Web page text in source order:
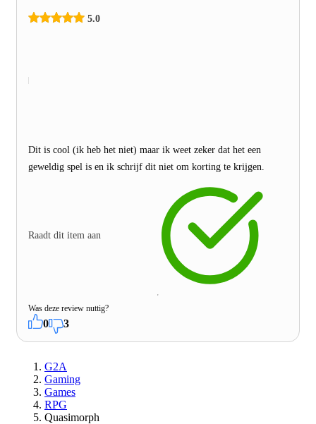
5.0
Dit is cool (ik heb het niet) maar ik weet zeker dat het een
geweldig spel is en ik schrijf dit niet om korting te krijgen.
Raadt dit item aan
Was deze review nuttig?
0 3
G2A
Gaming
Games
RPG
Quasimorph